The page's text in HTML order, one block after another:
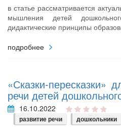
в статье рассматривается
мышления детей
дидактические принципы
подробнее
«Сказки-пересказки»
речи детей
16.10.2022
развитие речи дошкольники